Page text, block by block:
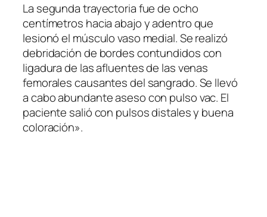
La segunda trayectoria fue de ocho
centímetros hacia abajo y adentro que
lesionó el músculo vaso medial. Se realizó
debridación de bordes contundidos con
ligadura de las afluentes de las venas
femorales causantes del sangrado. Se llevó
a cabo abundante aseso con pulso vac. El
paciente salió con pulsos distales y buena
coloración».